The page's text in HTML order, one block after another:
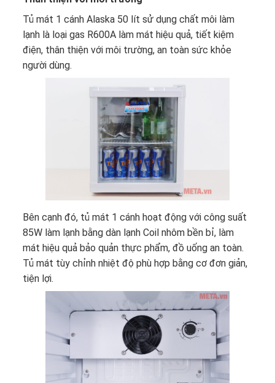
Tủ mát 1 cánh Alaska 50 lít sử dụng chất môi làm
lạnh là loại gas R600A làm mát hiệu quả, tiết kiệm
điện, thân thiện với môi trường, an toàn sức khỏe
người dùng.
Bên cạnh đó, tủ mát 1 cánh hoạt động với công suất
85W làm lạnh bằng dàn lạnh Coil nhôm bền bỉ, làm
mát hiệu quả bảo quản thực phẩm, đồ uống an toàn.
Tủ mát tùy chỉnh nhiệt độ phù hợp bằng cơ đơn giản,
tiện lợi.